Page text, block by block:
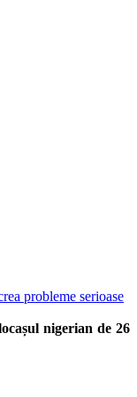
probleme serioase
nigerian de 26